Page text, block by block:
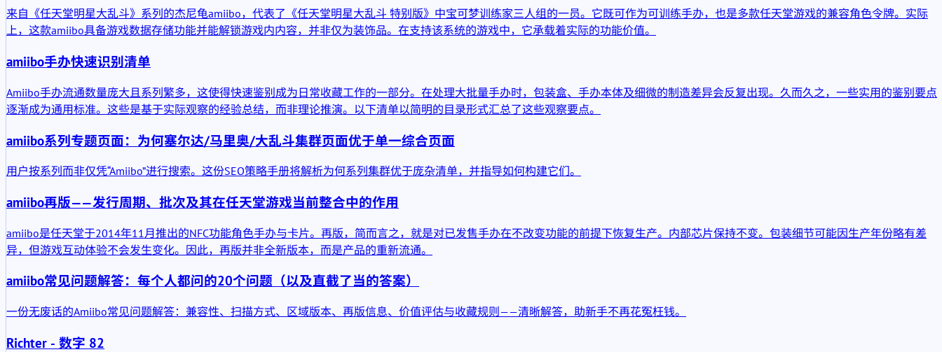
来自《任天堂明星大乱斗》系列的杰尼龟amiibo，代表了《任天堂明星大乱斗 特别版》中宝可梦训练家三人组的一员。它既可作为可训练手办，也是多款任天堂游戏的兼容角色令牌。实际
上，这款amiibo具备游戏数据存储功能并能解锁游戏内内容，并非仅为装饰品。在支持该系统的游戏中，它承载着实际的功能价值。
amiibo手办快速识别清单
Amiibo手办流通数量庞大且系列繁多，这使得快速鉴别成为日常收藏工作的一部分。在处理大批量手办时，包装盒、手办本体及细微的制造差异会反复出现。久而久之，一些实用的鉴别要点
逐渐成为通用标准。这些是基于实际观察的经验总结，而非理论推演。以下清单以简明的目录形式汇总了这些观察要点。
amiibo系列专题页面：为何塞尔达/马里奥/大乱斗集群页面优于单一综合页面
用户按系列而非仅凭“Amiibo”进行搜索。这份SEO策略手册将解析为何系列集群优于庞杂清单，并指导如何构建它们。
amiibo再版——发行周期、批次及其在任天堂游戏当前整合中的作用
amiibo是任天堂于2014年11月推出的NFC功能角色手办与卡片。再版，简而言之，就是对已发售手办在不改变功能的前提下恢复生产。内部芯片保持不变。包装细节可能因生产年份略有差
异，但游戏互动体验不会发生变化。因此，再版并非全新版本，而是产品的重新流通。
amiibo常见问题解答：每个人都问的20个问题（以及直截了当的答案）
一份无废话的Amiibo常见问题解答：兼容性、扫描方式、区域版本、再版信息、价值评估与收藏规则——清晰解答，助新手不再花冤枉钱。
Richter - 数字 82